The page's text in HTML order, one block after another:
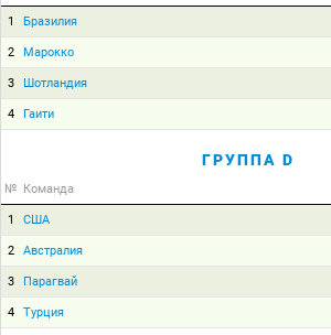
1 Бразилия
2 Марокко
3 Шотландия
4 Гаити
ГРУППА D
№ Команда
1 США
2 Австралия
3 Парагвай
4 Турция